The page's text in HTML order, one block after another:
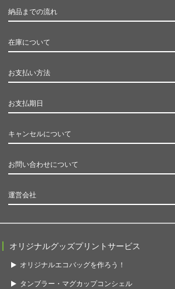
納品までの流れ
在庫について
お支払い方法
お支払期日
キャンセルについて
お問い合わせについて
運営会社
オリジナルグッズプリントサービス
オリジナルエコバッグを作ろう！
タンブラー・マグカップコンシェル